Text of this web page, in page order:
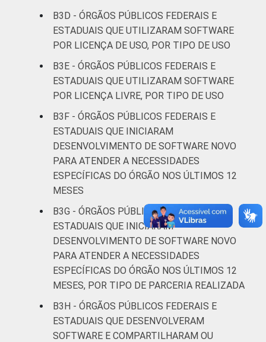
B3D - ÓRGÃOS PÚBLICOS FEDERAIS E
ESTADUAIS QUE UTILIZARAM SOFTWARE
POR LICENÇA DE USO, POR TIPO DE USO
B3E - ÓRGÃOS PÚBLICOS FEDERAIS E
ESTADUAIS QUE UTILIZARAM SOFTWARE
POR LICENÇA LIVRE, POR TIPO DE USO
B3F - ÓRGÃOS PÚBLICOS FEDERAIS E
ESTADUAIS QUE INICIARAM
DESENVOLVIMENTO DE SOFTWARE NOVO
PARA ATENDER A NECESSIDADES
ESPECÍFICAS DO ÓRGÃO NOS ÚLTIMOS 12
MESES
B3G - ÓRGÃOS PÚBLICOS FEDERAIS E
ESTADUAIS QUE INICIARAM
DESENVOLVIMENTO DE SOFTWARE NOVO
PARA ATENDER A NECESSIDADES
ESPECÍFICAS DO ÓRGÃO NOS ÚLTIMOS 12
MESES, POR TIPO DE PARCERIA REALIZADA
B3H - ÓRGÃOS PÚBLICOS FEDERAIS E
ESTADUAIS QUE DESENVOLVERAM
SOFTWARE E COMPARTILHARAM OU